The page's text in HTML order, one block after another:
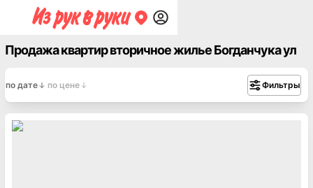
Продажа квартир вторичное жилье Богданчука ул
по дате по цене Фильтры